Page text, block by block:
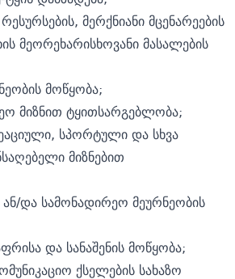
მერქნიანი მცენარეების
მეორეხარისხოვანი მასალების
მოწყობა;
მიზნით ტყითსარგებლობა;
სპორტული და სხვა
მიზნებით
და სამონადირეო მეურნეობის
და სანაშენის მოწყობა;
ქსელების სახაზო